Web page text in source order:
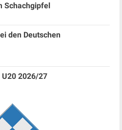
Schachgipfel
den Deutschen
2026/27